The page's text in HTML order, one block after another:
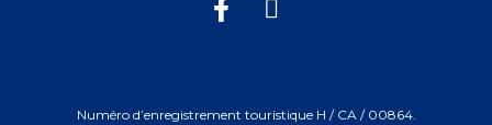
Numéro d’enregistrement touristique H / CA / 00864.